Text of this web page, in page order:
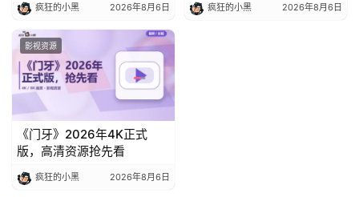
疯狂的小黑 2026年8月6日 疯狂的小黑 2026年8月6日
影视资源
《门牙》2026年4K正式
版，高清资源抢先看
疯狂的小黑 2026年8月6日